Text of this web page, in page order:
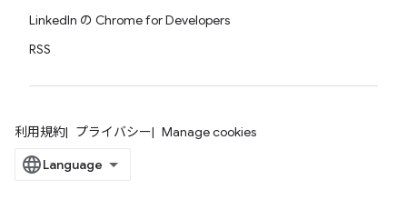
LinkedIn の Chrome for Developers
RSS
利用規約 プライバシー Manage cookies